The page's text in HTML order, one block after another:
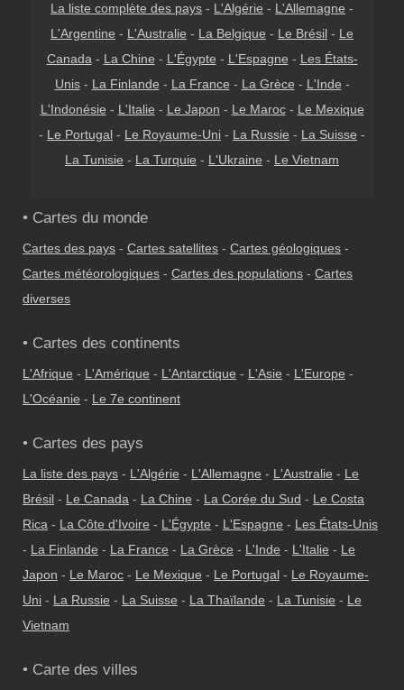
La liste complète des pays - L'Algérie - L'Allemagne -
L'Argentine - L'Australie - La Belgique - Le Brésil - Le
Canada - La Chine - L'Égypte - L'Espagne - Les États-
Unis- La Finlande - La France - La Grèce - L'Inde -
L'Indonésie - L'Italie - Le Japon - Le Maroc- Le Mexique
- Le Portugal - Le Royaume-Uni - La Russie - La Suisse -
La Tunisie - La Turquie - L'Ukraine - Le Vietnam
• Cartes du monde
Cartes des pays - Cartes satellites - Cartes géologiques -
Cartes météorologiques - Cartes des populations - Cartes
diverses
• Cartes des continents
L'Afrique - L'Amérique - L'Antarctique - L'Asie - L'Europe -
L'Océanie - Le 7e continent
• Cartes des pays
La liste des pays - L'Algérie - L'Allemagne - L'Australie - Le
Brésil - Le Canada - La Chine - La Corée du Sud - Le Costa
Rica - La Côte d'Ivoire - L'Égypte - L'Espagne - Les États-Unis
- La Finlande - La France - La Grèce - L'Inde - L'Italie - Le
Japon - Le Maroc - Le Mexique - Le Portugal - Le Royaume-
Uni - La Russie - La Suisse - La Thaïlande - La Tunisie - Le
Vietnam
• Carte des villes